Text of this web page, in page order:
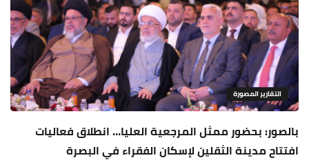
التقارير المصورة
بالصور: بحضور ممثل المرجعية العليا… انطلاق فعاليات
افتتاح مدينة الثقلين لإسكان الفقراء في البصرة